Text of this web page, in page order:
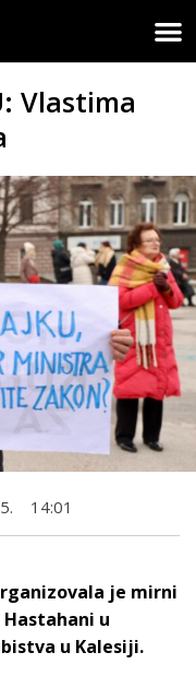
Vlastima
14:01
je mirni
u
u Kalesiji.